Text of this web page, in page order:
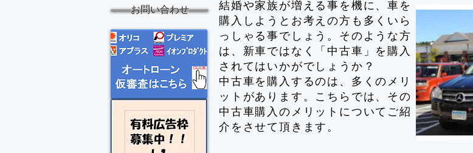
結婚や家族が増える事を機に、車を
購入しようとお考えの方も多くいら
っしゃる事でしょう。そのような方
は、新車ではなく「中古車」を購入
されてはいかがでしょうか？
中古車を購入するのは、多くのメリ
ットがあります。こちらでは、その
中古車購入のメリットについてご紹
介をさせて頂きます。
お問い合わせ